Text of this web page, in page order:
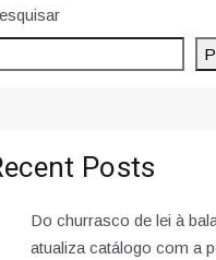
Posts
Do churrasco de lei à
atualiza catálogo com a